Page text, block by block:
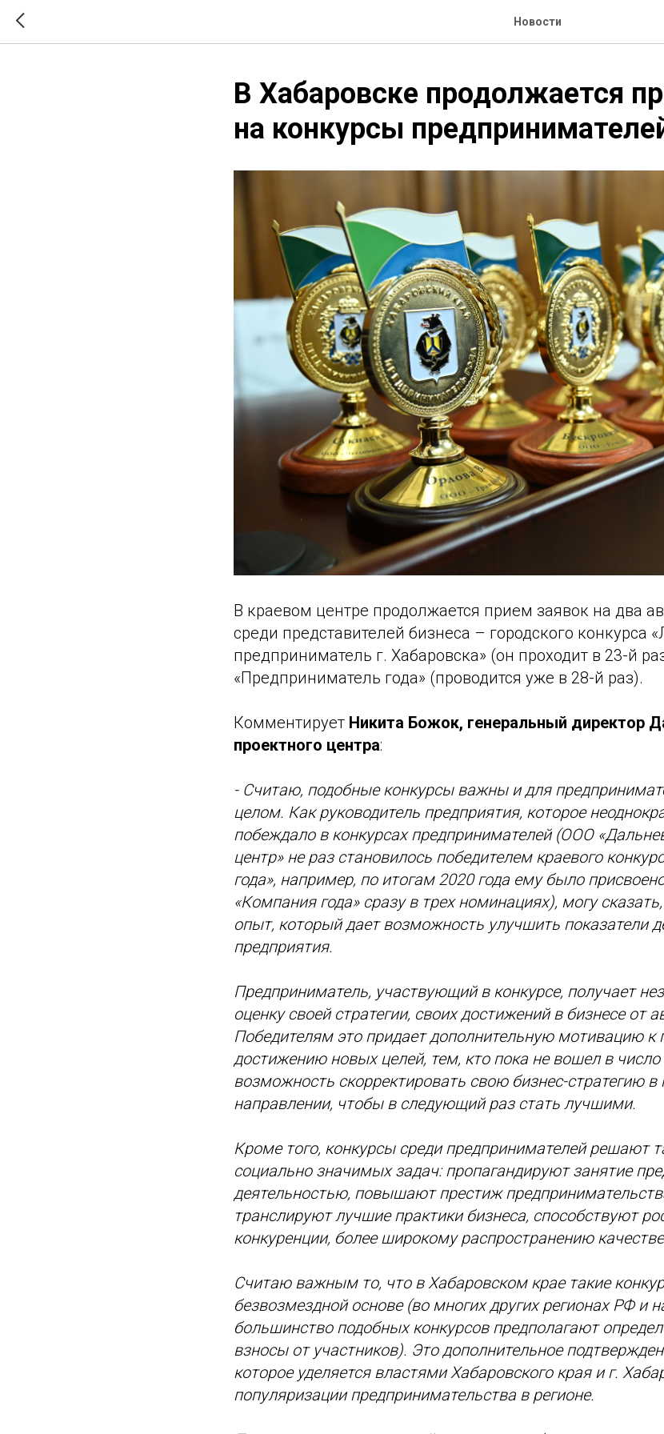
Новости
В Хабаровске продолжается
на конкурсы
В краевом центре продолжается прием заявок на два
среди представителей бизнеса – городского конкурса
предприниматель г. Хабаровска» (он проходит в 23-й
«Предприниматель года» (проводится уже в 28-й раз).
Комментирует Никита Божок, генеральный директор
проектного центра:
- Считаю, подобные конкурсы важны и для
целом. Как руководитель предприятия, которое
побеждало в конкурсах предпринимателей (ООО
центр» не раз становилось победителем краевого
года», например, по итогам 2020 года ему было
«Компания года» сразу в трех номинациях), могу
опыт, который дает возможность улучшить показатели
предприятия.
Предприниматель, участвующий в конкурсе, получает
оценку своей стратегии, своих достижений в бизнесе от
Победителям это придает дополнительную мотивацию к
достижению новых целей, тем, кто пока не вошел в
возможность скорректировать свою бизнес-стратегию
направлении, чтобы в следующий раз стать лучшими.
Кроме того, конкурсы среди предпринимателей решают
социально значимых задач: пропагандируют занятие
деятельностью, повышают престиж
транслируют лучшие практики бизнеса, способствуют
конкуренции, более широкому распространению
Считаю важным то, что в Хабаровском крае такие
безвозмездной основе (во многих других регионах РФ и
большинство подобных конкурсов предполагают
взносы от участников). Это дополнительное
которое уделяется властями Хабаровского края и г.
популяризации предпринимательства в регионе.